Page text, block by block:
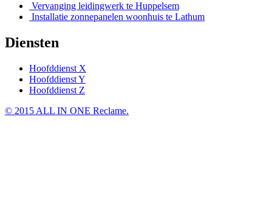
Vervanging leidingwerk te Huppelsem
Installatie zonnepanelen woonhuis te Lathum
Diensten
Hoofddienst X
Hoofddienst Y
Hoofddienst Z
© 2015 ALL IN ONE Reclame.